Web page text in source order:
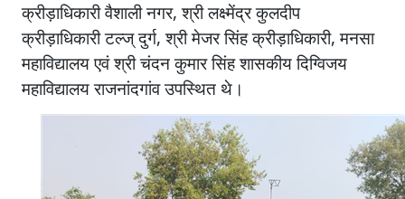
क्रीड़ाधिकारी वैशाली नगर, श्री लक्ष्मेंद्र कुलदीप
क्रीड़ाधिकारी टल्ज् दुर्ग, श्री मेजर सिंह क्रीड़ाधिकारी, मनसा
महाविद्यालय एवं श्री चंदन कुमार सिंह शासकीय दिग्विजय
महाविद्यालय राजनांदगांव उपस्थित थे।